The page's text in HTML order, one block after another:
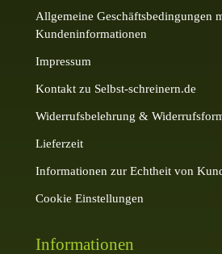
Allgemeine Geschäftsbedingungen
Kundeninformationen
Impressum
Kontakt zu Selbst-schreinern.de
Widerrufsbelehrung &
Lieferzeit
Informationen zur Echtheit von
Cookie Einstellungen
Informationen